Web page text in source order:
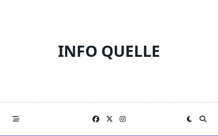
INFO QUELLE